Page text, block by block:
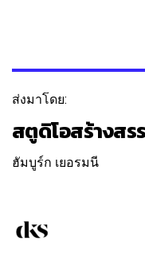
ส่งมาโดย:
สตูดิโอสร้างสร
ฮัมบูร์ก เยอรมนี